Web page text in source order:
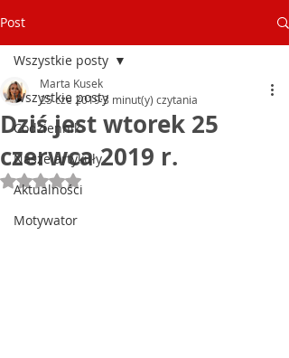
Post
Wszystkie posty
Codziennik
Nasze artykuły
Aktualności
Motywator
Wszystkie posty
Dziś jest wtorek 25
czerwca 2019 r.
Marta Kusek
25 cze 20193 minut(y) czytania
Oceniono na NaN z 5 gwiazdek.